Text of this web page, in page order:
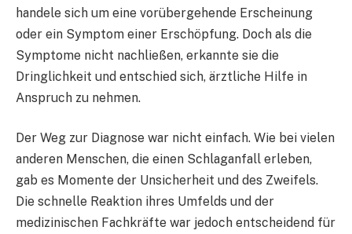
handele sich um eine vorübergehende Erscheinung
oder ein Symptom einer Erschöpfung. Doch als die
Symptome nicht nachließen, erkannte sie die
Dringlichkeit und entschied sich, ärztliche Hilfe in
Anspruch zu nehmen.
Der Weg zur Diagnose war nicht einfach. Wie bei vielen
anderen Menschen, die einen Schlaganfall erleben,
gab es Momente der Unsicherheit und des Zweifels.
Die schnelle Reaktion ihres Umfelds und der
medizinischen Fachkräfte war jedoch entscheidend für